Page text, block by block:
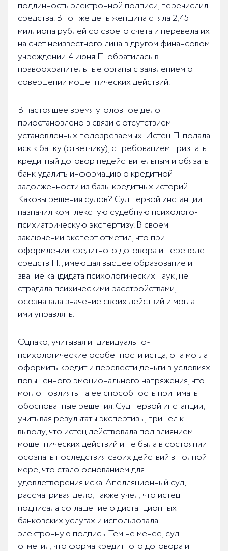
подлинность электронной подписи, перечислил
средства. В тот же день женщина сняла 2,45
миллиона рублей со своего счета и перевела их
на счет неизвестного лица в другом финансовом
учреждении. 4 июня П. обратилась в
правоохранительные органы с заявлением о
совершении мошеннических действий.
В настоящее время уголовное дело
приостановлено в связи с отсутствием
установленных подозреваемых. Истец П. подала
иск к банку (ответчику), с требованием признать
кредитный договор недействительным и обязать
банк удалить информацию о кредитной
задолженности из базы кредитных историй.
Каковы решения судов? Суд первой инстанции
назначил комплексную судебную психолого-
психиатрическую экспертизу. В своем
заключении эксперт отметил, что при
оформлении кредитного договора и переводе
средств П., имеющая высшее образование и
звание кандидата психологических наук, не
страдала психическими расстройствами,
осознавала значение своих действий и могла
ими управлять.
Однако, учитывая индивидуально-
психологические особенности истца, она могла
оформить кредит и перевести деньги в условиях
повышенного эмоционального напряжения, что
могло повлиять на ее способность принимать
обоснованные решения. Суд первой инстанции,
учитывая результаты экспертизы, пришел к
выводу, что истец действовала под влиянием
мошеннических действий и не была в состоянии
осознать последствия своих действий в полной
мере, что стало основанием для
удовлетворения иска. Апелляционный суд,
рассматривая дело, также учел, что истец
подписала соглашение о дистанционных
банковских услугах и использовала
электронную подпись. Тем не менее, суд
отметил, что форма кредитного договора и